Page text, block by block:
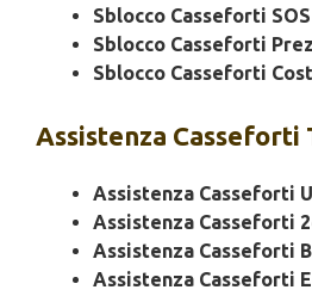
Sblocco Casseforti SOS
Sblocco Casseforti
Sblocco Casseforti
Assistenza Casseforti
Assistenza Casseforti
Assistenza Casseforti
Assistenza Casseforti
Assistenza Casseforti